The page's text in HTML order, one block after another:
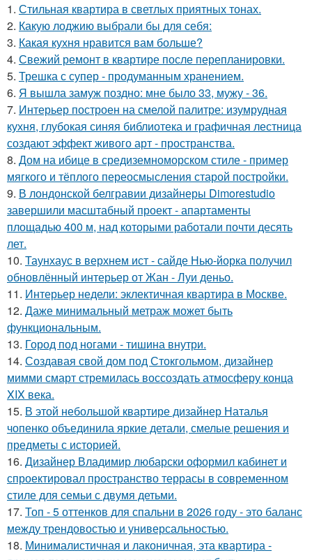
1. Стильная квартира в светлых приятных тонах.
2. Какую лоджию выбрали бы для себя:
3. Какая кухня нравится вам больше?
4. Свежий ремонт в квартире после перепланировки.
5. Трешка с супер - продуманным хранением.
6. Я вышла замуж поздно: мне было 33, мужу - 36.
7. Интерьер построен на смелой палитре: изумрудная
кухня, глубокая синяя библиотека и графичная лестница
создают эффект живого арт - пространства.
8. Дом на ибице в средиземноморском стиле - пример
мягкого и тёплого переосмысления старой постройки.
9. В лондонской белгравии дизайнеры Dimorestudio
завершили масштабный проект - апартаменты
площадью 400 м, над которыми работали почти десять
лет.
10. Таунхаус в верхнем ист - сайде Нью-йорка получил
обновлённый интерьер от Жан - Луи деньо.
11. Интерьер недели: эклектичная квартира в Москве.
12. Даже минимальный метраж может быть
функциональным.
13. Город под ногами - тишина внутри.
14. Создавая свой дом под Стокгольмом, дизайнер
мимми смарт стремилась воссоздать атмосферу конца
XIX века.
15. В этой небольшой квартире дизайнер Наталья
чопенко объединила яркие детали, смелые решения и
предметы с историей.
16. Дизайнер Владимир любарски оформил кабинет и
спроектировал пространство террасы в современном
стиле для семьи с двумя детьми.
17. Топ - 5 оттенков для спальни в 2026 году - это баланс
между трендовостью и универсальностью.
18. Минималистичная и лаконичная, эта квартира -